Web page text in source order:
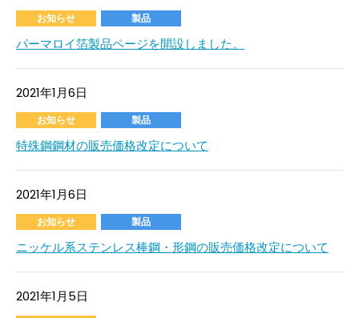
お知らせ 製品
パーマロイ箔製品ページを開設しました。
2021年1月6日
お知らせ 製品
特殊鋼鋼材の販売価格改定について
2021年1月6日
お知らせ 製品
ニッケル系ステンレス棒鋼・形鋼の販売価格改定について
2021年1月5日